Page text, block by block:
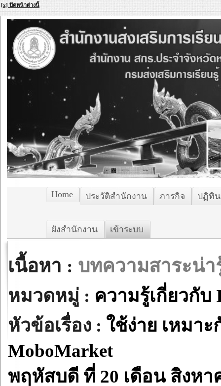
[x] ปิดหน้าต่างนี้
Home ประวัติสำนักงาน ภารกิจ ปฏิทิ
ผังสำนักงาน เข้าระบบ
เนื้อหา : บทความสาระน่า
หมวดหมู่ : ความรู้เกี่ยวกับ
หัวข้อเรื่อง : ใช้ง่าย เหมา
MoboMarket
พฤหัสบดี ที่ 20 เดือน สิงหา